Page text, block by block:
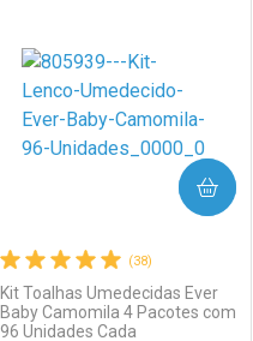
Laboratório
Por Menos
(38)
Kit Toalhas Umedecidas Ever
Baby Camomila 4 Pacotes com
96 Unidades Cada
COMPRAR